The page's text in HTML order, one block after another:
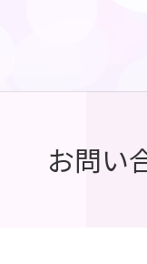
お問い